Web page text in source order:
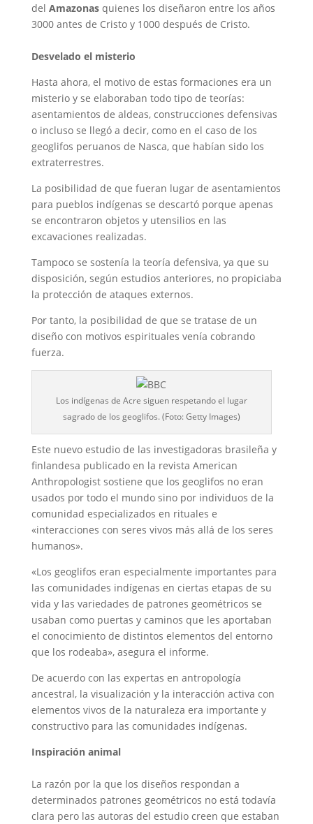
del Amazonas quienes los diseñaron entre los años
3000 antes de Cristo y 1000 después de Cristo.
Desvelado el misterio
Hasta ahora, el motivo de estas formaciones era un
misterio y se elaboraban todo tipo de teorías:
asentamientos de aldeas, construcciones defensivas
o incluso se llegó a decir, como en el caso de los
geoglifos peruanos de Nasca, que habían sido los
extraterrestres.
La posibilidad de que fueran lugar de asentamientos
para pueblos indígenas se descartó porque apenas
se encontraron objetos y utensilios en las
excavaciones realizadas.
Tampoco se sostenía la teoría defensiva, ya que su
disposición, según estudios anteriores, no propiciaba
la protección de ataques externos.
Por tanto, la posibilidad de que se tratase de un
diseño con motivos espirituales venía cobrando
fuerza.
Los indígenas de Acre siguen respetando el lugar
sagrado de los geoglifos. (Foto: Getty Images)
Este nuevo estudio de las investigadoras brasileña y
finlandesa publicado en la revista American
Anthropologist sostiene que los geoglifos no eran
usados por todo el mundo sino por individuos de la
comunidad especializados en rituales e
«interacciones con seres vivos más allá de los seres
humanos».
«Los geoglifos eran especialmente importantes para
las comunidades indígenas en ciertas etapas de su
vida y las variedades de patrones geométricos se
usaban como puertas y caminos que les aportaban
el conocimiento de distintos elementos del entorno
que los rodeaba», asegura el informe.
De acuerdo con las expertas en antropología
ancestral, la visualización y la interacción activa con
elementos vivos de la naturaleza era importante y
constructivo para las comunidades indígenas.
Inspiración animal
La razón por la que los diseños respondan a
determinados patrones geométricos no está todavía
clara pero las autoras del estudio creen que estaban